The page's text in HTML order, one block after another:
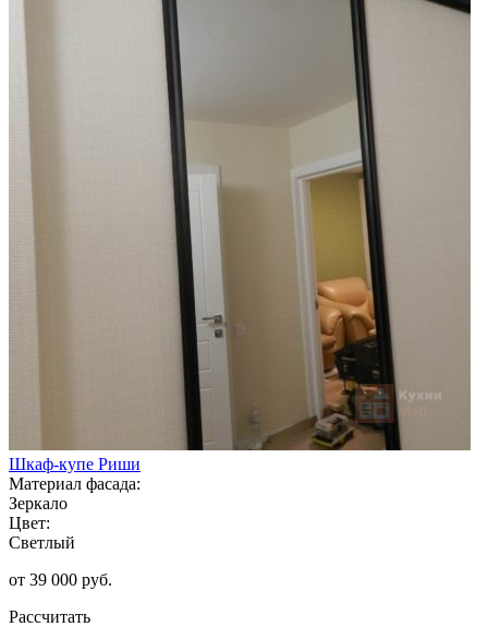
Шкаф-купе Риши
Материал фасада:
Зеркало
Цвет:
Светлый
от 39 000 руб.
Рассчитать